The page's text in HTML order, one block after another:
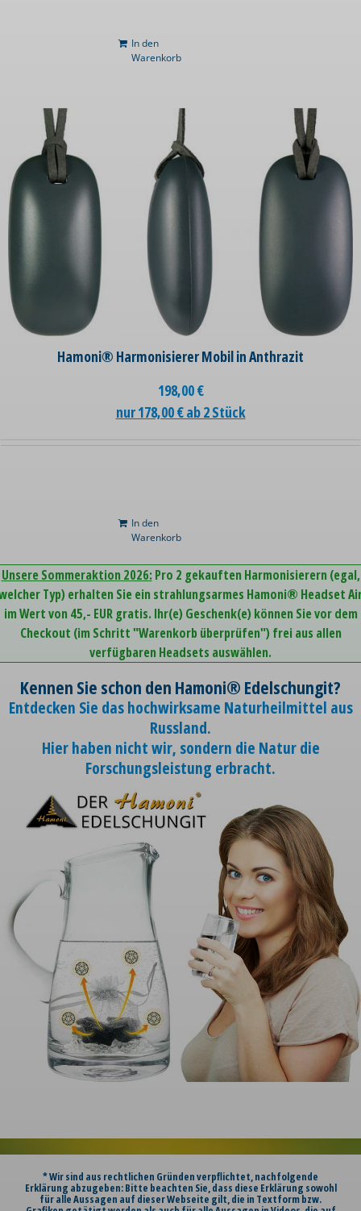
In den
Warenkorb
Hamoni® Harmonisierer Mobil in Anthrazit
198,00€
nur 178,00 € ab 2 Stück
In den
Warenkorb
Unsere Sommeraktion 2026: Pro 2 gekauften Harmonisierern (egal,
Typ) erhalten Sie ein strahlungsarmes Hamoni® Headset
im Wert von 45,- EUR gratis. Ihr(e) Geschenk(e) können Sie vor dem
Checkout (im Schritt "Warenkorb überprüfen") frei aus allen
verfügbaren Headsets auswählen.
Kennen Sie schon den Hamoni® Edelschungit?
Entdecken Sie das hochwirksame Naturheilmittel aus
Russland.
Hier haben nicht wir, sondern die Natur die
Forschungsleistung erbracht.
* Wir sind aus rechtlichen Gründen verpflichtet, nachfolgende
Erklärung abzugeben: Bitte beachten Sie, dass diese Erklärung sowohl
für alle Aussagen auf dieser Webseite gilt, die in Textform bzw.